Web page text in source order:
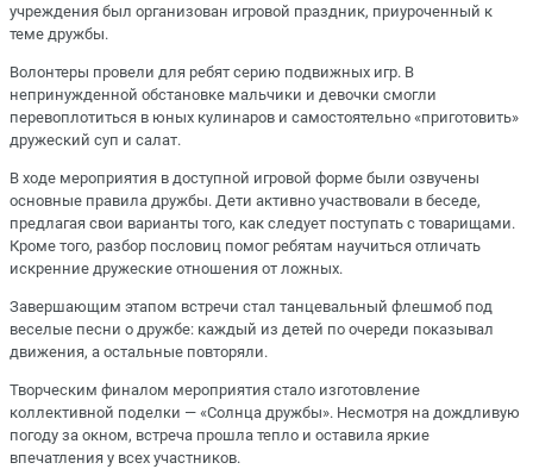
учреждения был организован игровой праздник, приуроченный к
теме дружбы.
Волонтеры провели для ребят серию подвижных игр. В
непринужденной обстановке мальчики и девочки смогли
перевоплотиться в юных кулинаров и самостоятельно «приготовить»
дружеский суп и салат.
В ходе мероприятия в доступной игровой форме были озвучены
основные правила дружбы. Дети активно участвовали в беседе,
предлагая свои варианты того, как следует поступать с товарищами.
Кроме того, разбор пословиц помог ребятам научиться отличать
искренние дружеские отношения от ложных.
Завершающим этапом встречи стал танцевальный флешмоб под
веселые песни о дружбе: каждый из детей по очереди показывал
движения, а остальные повторяли.
Творческим финалом мероприятия стало изготовление
коллективной поделки — «Солнца дружбы». Несмотря на дождливую
погоду за окном, встреча прошла тепло и оставила яркие
впечатления у всех участников.